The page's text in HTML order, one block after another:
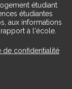
étudiant
étudiantes
aux informations
à l'école.
de confidentialité